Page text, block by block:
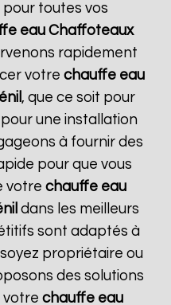
toutes vos
eau Chaffoteaux
rapidement
votrechauffe eau
, que ce soit pour
une installation
à fournir des
pour que vous
votre chauffe eau
dans les meilleurs
sont adaptés à
propriétaire ou
des solutions
votrechauffe eau